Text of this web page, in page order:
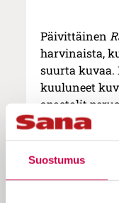
Suostumus
Päivittäinen
harvinaista,
suurta
kuuluneet
apostolit
siteeraamalla
testamenttia.
Heidän täytyi
hyvin.